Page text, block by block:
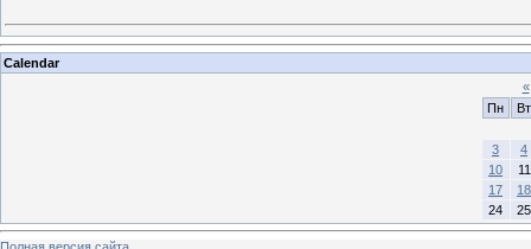
Calendar
«
Пн
Вт
3
4
10
11
17
18
24
25
Полная версия сайта